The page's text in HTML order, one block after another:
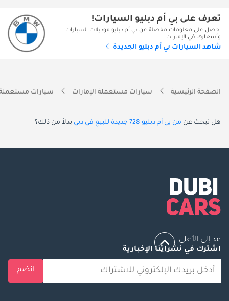
تعرف على بي أم دبليو السيارات!
احصل على معلومات مفصلة عن بي أم دبليو موديلات السيارات
وأسعارها في الإمارات
شاهد السيارات بي أم دبليو الجديدة
الصفحة الرئيسية سيارات مستعملة الإمارات سيارات
هل تبحث عن من بي أم دبليو 728 جديدة للبيع في دبي بدلاً من ذلك؟
عد إلى الأعلى
اشترك في نشراتنا الإخبارية
انضم